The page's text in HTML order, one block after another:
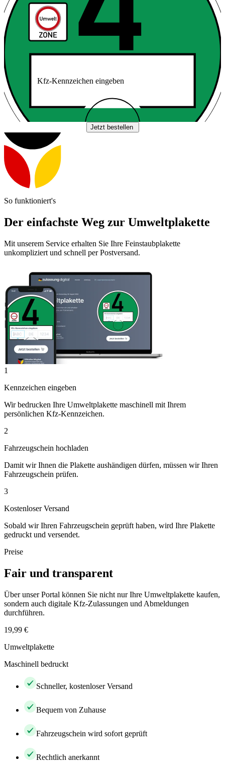
Kfz-Kennzeichen eingeben
Jetzt bestellen
So funktioniert's
Der einfachste Weg zur Umweltplakette
Mit unserem Service erhalten Sie Ihre Feinstaubplakette
unkompliziert und schnell per Postversand.
1
Kennzeichen eingeben
Wir bedrucken Ihre Umweltplakette maschinell mit Ihrem
persönlichen Kfz-Kennzeichen.
2
Fahrzeugschein hochladen
Damit wir Ihnen die Plakette aushändigen dürfen, müssen wir Ihren
Fahrzeugschein prüfen.
3
Kostenloser Versand
Sobald wir Ihren Fahrzeugschein geprüft haben, wird Ihre Plakette
gedruckt und versendet.
Preise
Fair und transparent
Über unser Portal können Sie nicht nur Ihre Umweltplakette kaufen,
sondern auch digitale Kfz-Zulassungen und Abmeldungen
durchführen.
19,99 €
Umweltplakette
Maschinell bedruckt
Schneller, kostenloser Versand
Bequem von Zuhause
Fahrzeugschein wird sofort geprüft
Rechtlich anerkannt